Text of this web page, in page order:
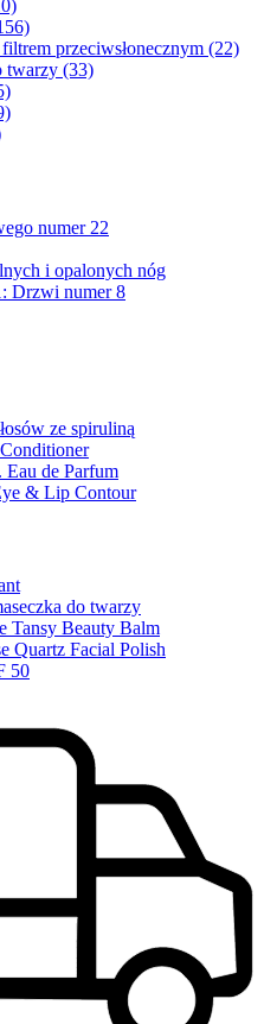
przeciwsłonecznym (22)
twarzy (33)
numer 22
i opalonych nóg
Drzwi numer 8
ze spiruliną
Eau de Parfum
& Lip Contour
do twarzy
Tansy Beauty Balm
Quartz Facial Polish
50